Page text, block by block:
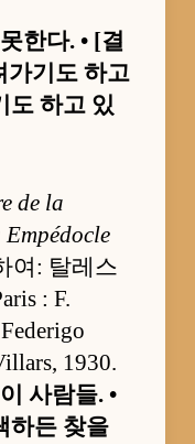
한다. • [결
가기도 하고
도 하고 있
de la
Empédocle
여: 탈레스
: F.
1930.
사람들. •
하든 찾을